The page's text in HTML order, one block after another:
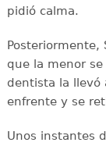
pidió calma.
que la menor
dentista la llevó
enfrente y se
Unos instantes